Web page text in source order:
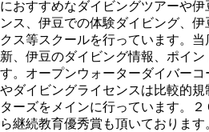
におすすめなダイビングツアーや
ンス、伊豆での体験ダイビング、
クス等スクールを行っています。
新、伊豆のダイビング情報、ポイ
す。オープンウォーターダイバー
やダイビングライセンスは比較的
ターズをメインに行っています。
ら継続教育優秀賞も頂いておりま